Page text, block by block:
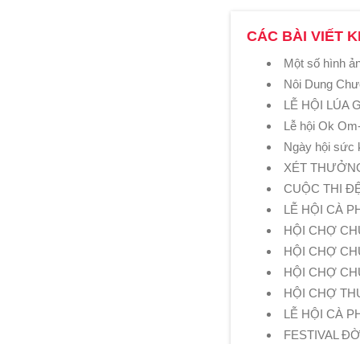
CÁC BÀI VIẾT
Một số hình
Nôi Dung
LỄ HỘI LÚA
Lễ hội Ok
Ngày hội sức
XÉT
CUỘC THI
LỄ HỘI CÀ
HỘI CHỢ
HỘI CHỢ
HỘI CHỢ
HỘI CHỢ
LỄ HỘI CÀ
FESTIVAL